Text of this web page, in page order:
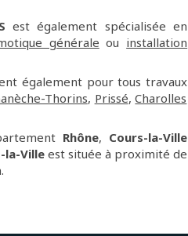
est également spécialisée en
générale ou installation
également pour tous travaux
Thorins, Prissé,Charolles
Rhône, Cours-la-Ville
la-Villeest située à proximité de